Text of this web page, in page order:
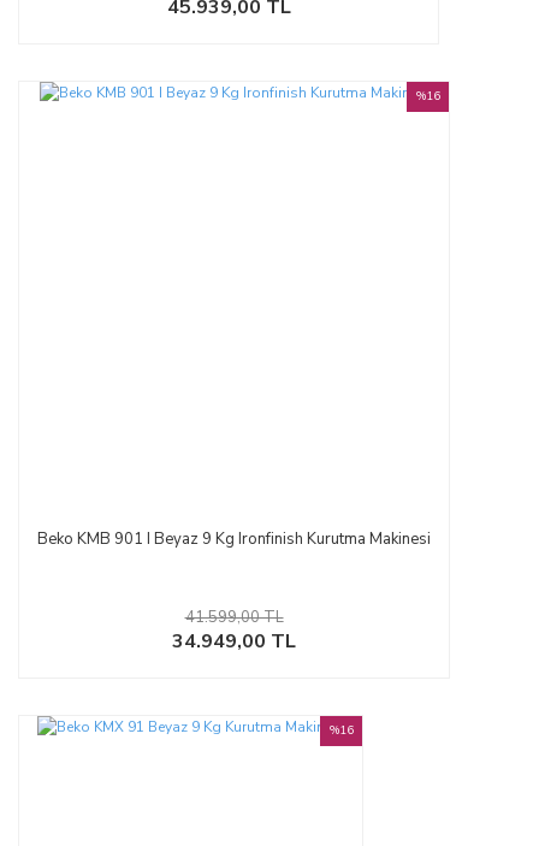
45.939,00 TL
Beko KMB 901 I Beyaz 9 Kg Ironfinish Kurutma Makinesi
%16
34.949,00 TL
41.599,00 TL
%16